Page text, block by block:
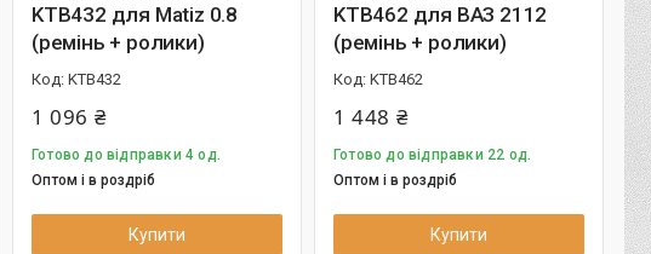
KTB432 для Matiz 0.8
(ремінь + ролики)
KTB432
1 096 ₴
Готово до відправки 4 од.
Оптом і в роздріб
Купити
KTB462 для ВАЗ 2112
(ремінь + ролики)
KTB462
1 448 ₴
Готово до відправки 22 од.
Оптом і в роздріб
Купити